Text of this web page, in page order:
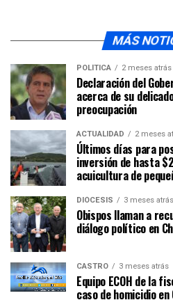
MÁS
POLÍTICA 2 meses atrás
Declaración del
acerca de su
preocupación
ACTUALIDAD 2 meses
Últimos días para
inversión de hasta
acuicultura de
DIÓCESIS 3 meses atrás
Obispos llaman a
diálogo político en
CASTRO 3 meses atrás
Equipo ECOH de la
caso de homicidio